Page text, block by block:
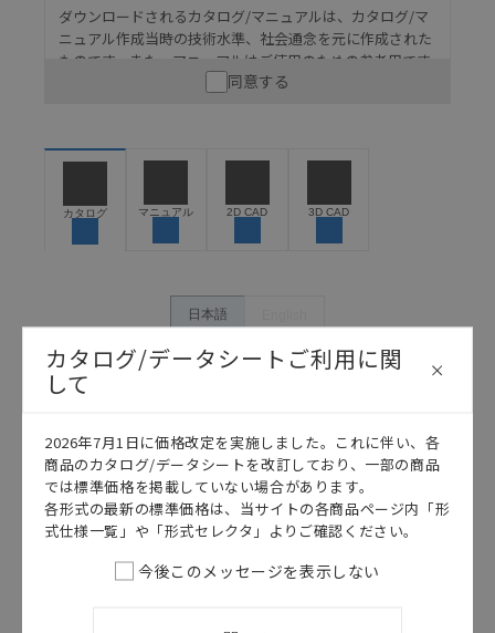
ダウンロードされるカタログ/マニュアルは、カタログ/マ
ニュアル作成当時の技術水準、社会通念を元に作成された
ものです。また、マニュアルはご使用のための参考用です
ので、ご使用にあたっての安全性については十分にご配慮
うな用途に使用される場合には、システム全体として
保できるよう設計されていること、および本製品が全
ン事例は参考用ですので、ご採用に際しては機器・装
置の機能や安全性をご確認のうえご使用ください。・
商品に接続される推奨機器等、現在では入手困難なも
のもそのまま記載しています。・誤字、脱字が含まれ
ている可能性がありますがご容赦ください。
記載されているサービス内容や連絡先等は作成当時の
ものであり、変更・改定させていただいている可能性
があります。改めて当サイトの掲載内容をご確認のう
え、ご用命下さいますようお願いいたします。
同意する
カタログ マニュアル 2D CAD 3D CAD
日本語
カタログ/データシートご利用に関
して
2026年7月1日に価格改定を実施しました。これに伴い、各
商品のカタログ/データシートを改訂しており、一部の商品
では標準価格を掲載していない場合があります。
各形式の最新の標準価格は、当サイトの各商品ページ内「形
式仕様一覧」や「形式セレクタ」よりご確認ください。
今後このメッセージを表示しない